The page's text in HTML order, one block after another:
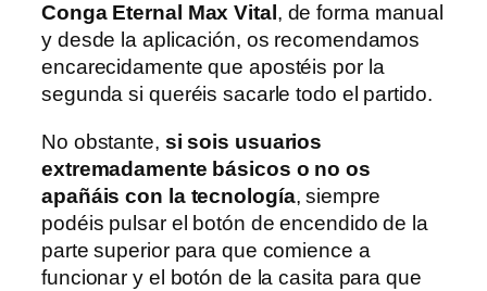
Conga Eternal Max Vital , de forma manual
y desde la aplicación, os recomendamos
encarecidamente que apostéis por la
segunda si queréis sacarle todo el partido.
No obstante, si sois usuarios
extremadamente básicos o no os
apañáis con la tecnología, siempre
podéis pulsar el botón de encendido de la
parte superior para que comience a
funcionar y el botón de la casita para que